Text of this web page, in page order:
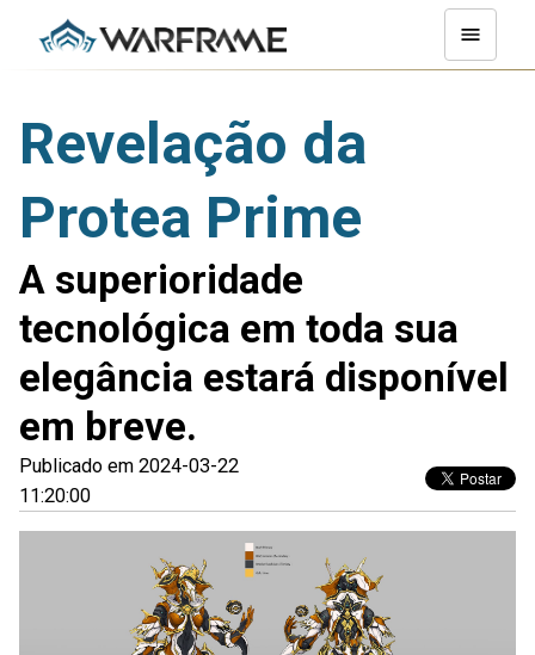
Revelação da
Protea Prime
A superioridade
tecnológica em toda sua
elegância estará disponível
em breve.
Publicado em 2024-03-22
11:20:00